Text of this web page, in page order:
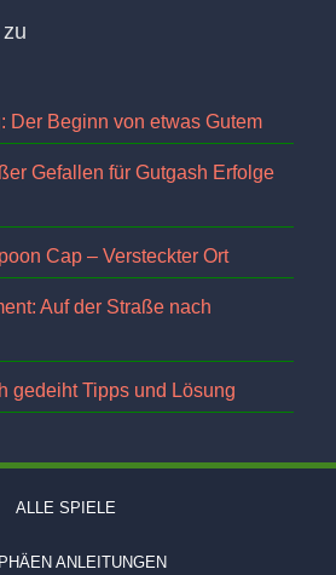
Der Beginn von etwas Gutem
Gefallen für Gutgash Erfolge
Cap – Versteckter Ort
Auf der Straße nach
gedeiht Tipps und Lösung
ALLE SPIELE
ANLEITUNGEN